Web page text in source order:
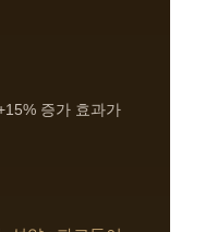
증가 효과가